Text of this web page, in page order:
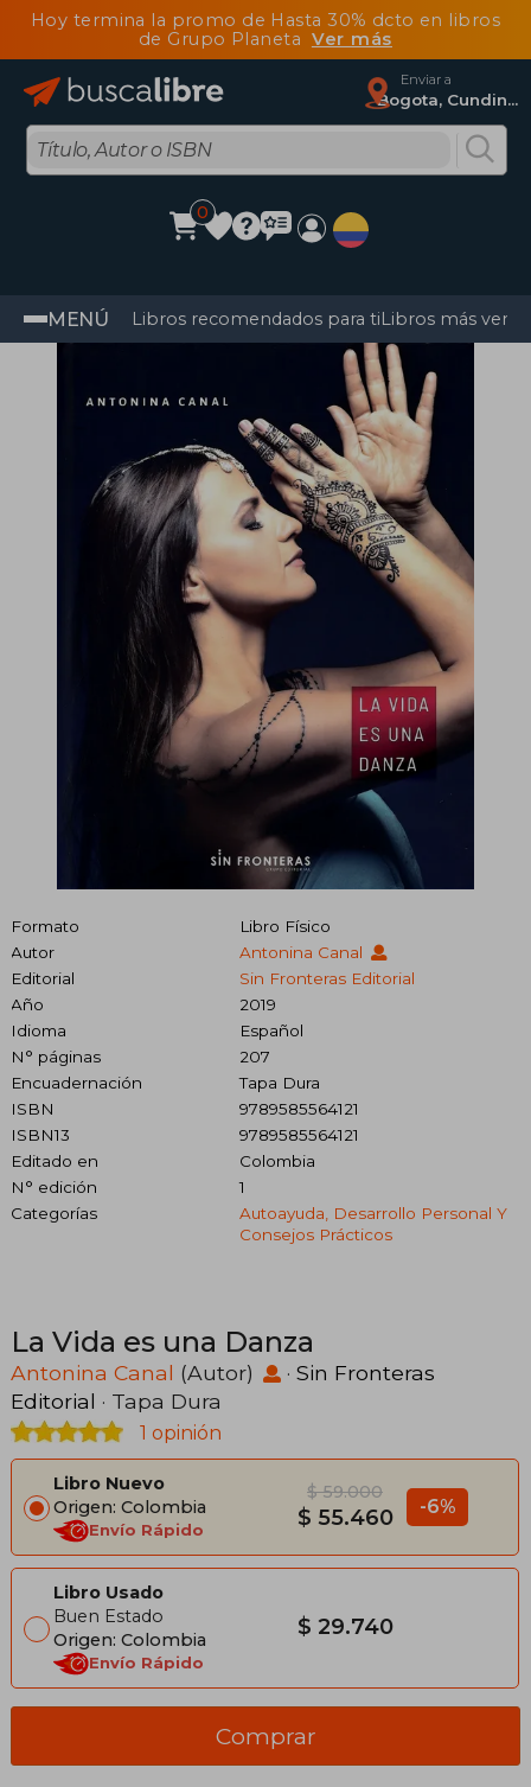
Hoy termina la promo de Hasta 30% dcto en libros
de Grupo Planeta Ver más
Enviar a
Bogota, Cundinamarca
0
MENÚ Libros recomendados para tiLibros más
Formato
Libro Físico
Autor
Antonina Canal
Editorial
Sin Fronteras Editorial
Año
2019
Idioma
Español
N° páginas
207
Encuadernación
Tapa Dura
ISBN
9789585564121
ISBN13
9789585564121
Editado en
Colombia
N° edición
1
Categorías
Autoayuda, Desarrollo Personal Y
Consejos Prácticos
La Vida es una Danza
Antonina Canal (Autor) · Sin Fronteras
Editorial · Tapa Dura
1 opinión
Libro Nuevo
Origen: Colombia
Envío Rápido
$ 59.000
$ 55.460 -6%
Libro Usado
Buen Estado
Origen: Colombia
Envío Rápido
$ 29.740
Comprar